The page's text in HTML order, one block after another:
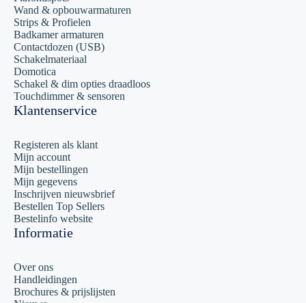
Wand & opbouwarmaturen
Strips & Profielen
Badkamer armaturen
Contactdozen (USB)
Schakelmateriaal
Domotica
Schakel & dim opties draadloos
Touchdimmer & sensoren
Klantenservice
Registeren als klant
Mijn account
Mijn bestellingen
Mijn gegevens
Inschrijven nieuwsbrief
Bestellen Top Sellers
Bestelinfo website
Informatie
Over ons
Handleidingen
Brochures & prijslijsten